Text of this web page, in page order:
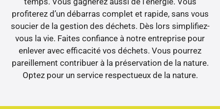
profiterez d’un débarras complet et rapide, sans vous
soucier de la gestion des déchets. Dès lors simplifiez-
vous la vie. Faites confiance à notre entreprise pour
enlever avec efficacité vos déchets. Vous pourrez
pareillement contribuer à la préservation de la nature.
Optez pour un service respectueux de la nature.